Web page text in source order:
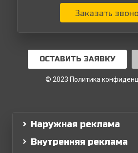
Заказать
ОСТАВИТЬ ЗАЯВКУ
© 2023 Политика
Наружная реклама
Внутренняя реклама